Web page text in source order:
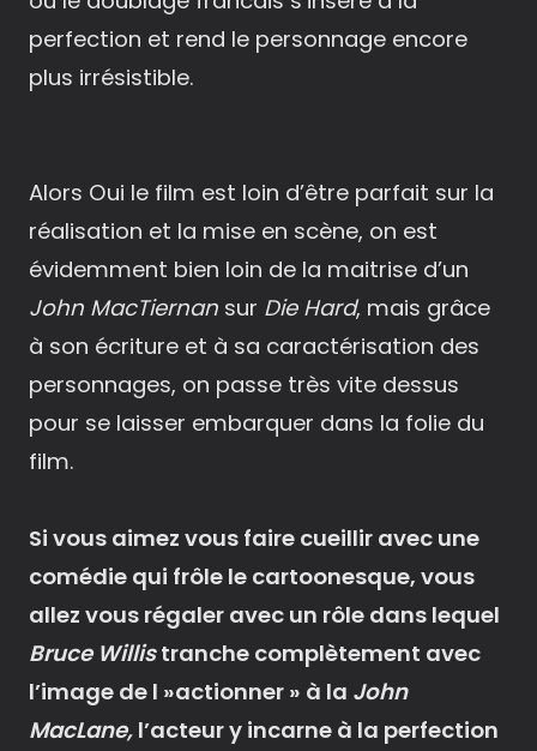
perfection et rend le personnage encore
plus irrésistible.
Alors Oui le film est loin d’être parfait sur la
réalisation et la mise en scène, on est
évidemment bien loin de la maitrise d’un
John MacTiernan sur Die Hard, mais grâce
à son écriture et à sa caractérisation des
personnages, on passe très vite dessus
pour se laisser embarquer dans la folie du
film.
Si vous aimez vous faire cueillir avec une
comédie qui frôle le cartoonesque, vous
allez vous régaler avec un rôle dans lequel
Bruce Willistranche complètement avec
l’image de l »actionner » à la John
MacLane, l’acteur y incarne à la perfection